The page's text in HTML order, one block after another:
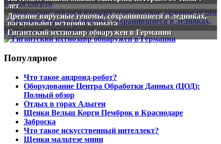
лет
Древние вирусные геномы, сохранившиеся в ледниках,
раскрывают историю климата
Гигантский ихтиозавр обнаружен в Германии
Популярное
Что такое андроид-робот?
Оборудование Центра Обработки Данных (ЦОД):
Полный обзор
Отдых в горах Адыгеи
Щенки Вельш Корги Пемброк в Краснодаре
Заброска
Что такое искусственный интеллект?
Щенки мальтезе мини